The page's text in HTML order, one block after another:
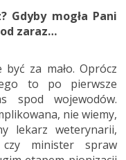
Gdyby mogła Pani
zaraz…
za mało. Oprócz
to po pierwsze
spod wojewodów.
nie wiemy,
lekarz weterynarii,
minister spraw